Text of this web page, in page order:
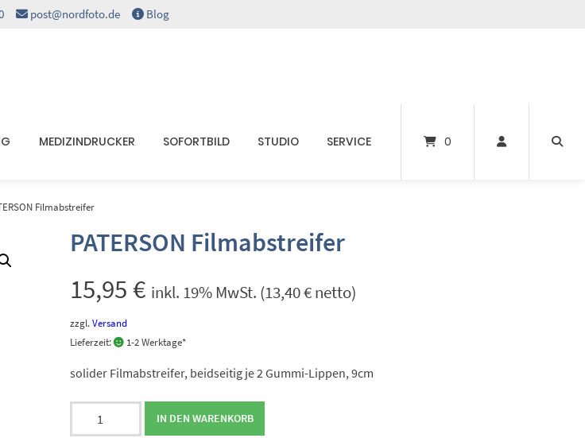
post@nordfoto.de Blog
MEDIZINDRUCKER SOFORTBILD STUDIO SERVICE 0
Filmabstreifer
PATERSON Filmabstreifer
15,95€ inkl. 19% MwSt. (13,40€netto)
zzgl.Versand
Lieferzeit:
1-2 Werktage*
solider Filmabstreifer, beidseitig je 2 Gummi-Lippen, 9cm
Filmabstreifer
IN DEN WARENKORB